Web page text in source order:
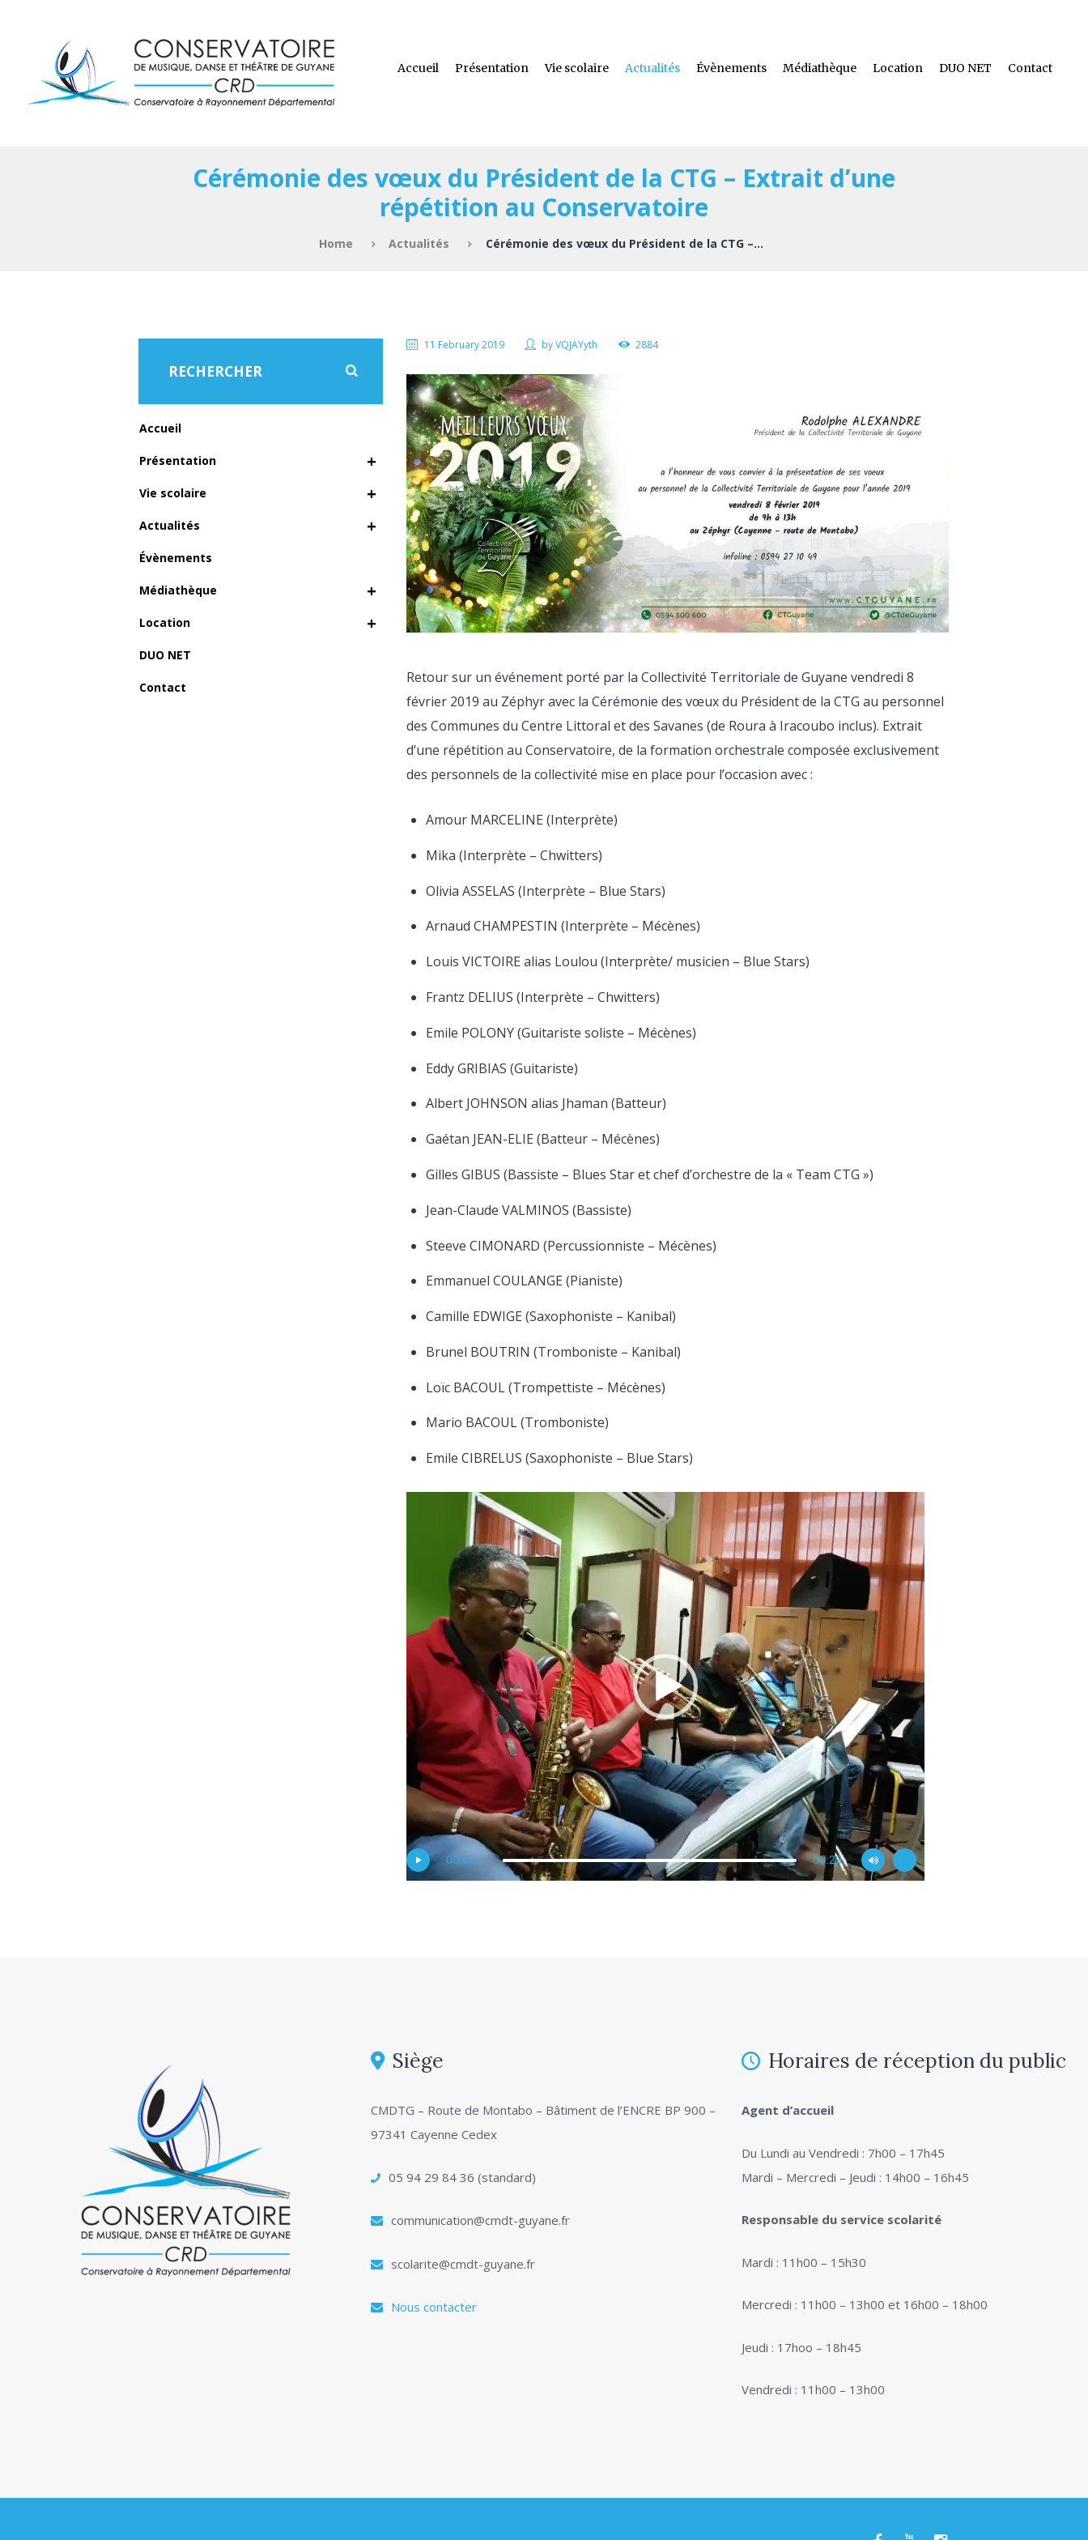
Accueil Présentation Vie scolaire Actualités Évènements Médiathèque Location DUO NET Contact
Cérémonie des vœux du Président de la CTG – Extrait d’une
répétition au Conservatoire
Home Actualités Cérémonie des vœux du Président de la CTG –...
11 February 2019 byVQJAYyth 2884
Retour sur un événement porté par la Collectivité Territoriale de Guyane vendredi 8
février 2019 au Zéphyr avec la Cérémonie des vœux du Président de la CTG au personnel
des Communes du Centre Littoral et des Savanes (de Roura à Iracoubo inclus). Extrait
d’une répétition au Conservatoire, de la formation orchestrale composée exclusivement
des personnels de la collectivité mise en place pour l’occasion avec :
Amour MARCELINE (Interprète)
Mika (Interprète – Chwitters)
Olivia ASSELAS (Interprète – Blue Stars)
Arnaud CHAMPESTIN (Interprète – Mécènes)
Louis VICTOIRE alias Loulou (Interprète/ musicien – Blue Stars)
Frantz DELIUS (Interprète – Chwitters)
Emile POLONY (Guitariste soliste – Mécènes)
Eddy GRIBIAS (Guitariste)
Albert JOHNSON alias Jhaman (Batteur)
Gaétan JEAN-ELIE (Batteur – Mécènes)
Gilles GIBUS (Bassiste – Blues Star et chef d’orchestre de la « Team CTG »)
Jean-Claude VALMINOS (Bassiste)
Steeve CIMONARD (Percussionniste – Mécènes)
Emmanuel COULANGE (Pianiste)
Camille EDWIGE (Saxophoniste – Kanibal)
Brunel BOUTRIN (Tromboniste – Kanibal)
Loïc BACOUL (Trompettiste – Mécènes)
Mario BACOUL (Tromboniste)
Emile CIBRELUS (Saxophoniste – Blue Stars)
00:00 00:29
Accueil
+
Présentation
+
Vie scolaire
+
Actualités
Évènements
+
Médiathèque
+
Location
DUO NET
Contact
Siège
CMDTG – Route de Montabo – Bâtiment de l’ENCRE BP 900 –
97341 Cayenne Cedex
05 94 29 84 36 (standard)
communication@cmdt-guyane.fr
scolarite@cmdt-guyane.fr
Nous contacter
Horaires de réception du public
Agent d’accueil
Du Lundi au Vendredi : 7h00 – 17h45
Mardi – Mercredi – Jeudi : 14h00 – 16h45
Responsable du service scolarité
Mardi : 11h00 – 15h30
Mercredi : 11h00 – 13h00 et 16h00 – 18h00
Jeudi : 17hoo – 18h45
Vendredi : 11h00 – 13h00